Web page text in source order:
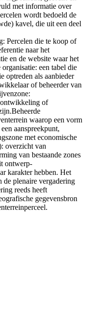
met informatie over
wordt bedoeld de
kavel, die uit een deel
Percelen die te koop of
naar het
en de website waar het
een tabel die
optreden als aanbieder
of beheerder van
ontwikkeling of
waarop een vorm
aanspreekpunt,
met economische
overzicht van
van bestaande zones
ontwerp-
karakter hebben. Het
de plenaire vergadering
reeds heeft
gegevensbron